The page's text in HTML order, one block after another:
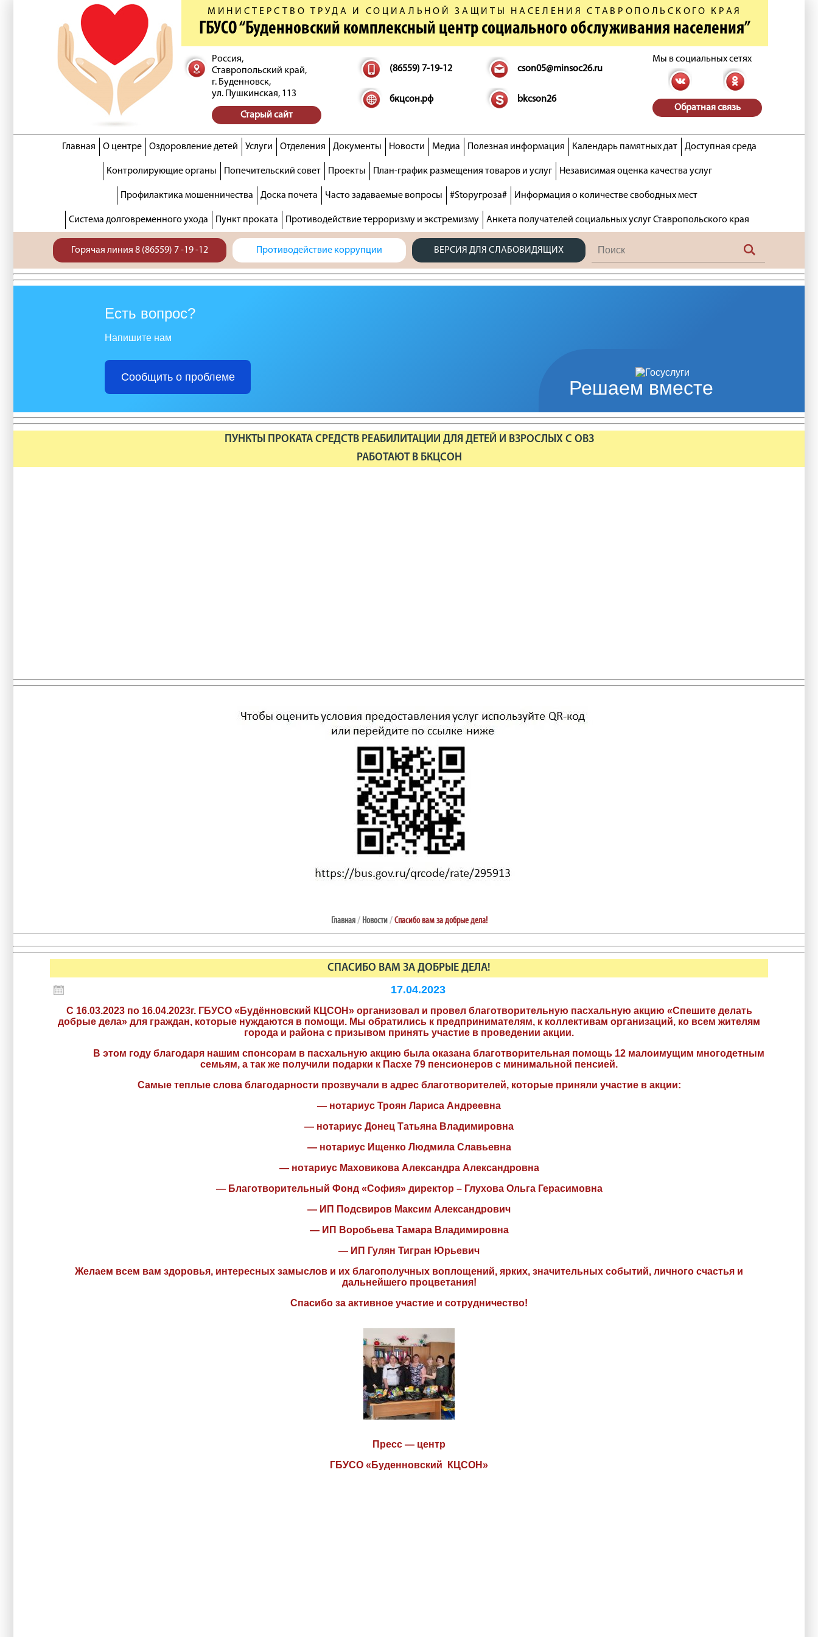
МИНИСТЕРСТВО ТРУДА И СОЦИАЛЬНОЙ ЗАЩИТЫ НАСЕЛЕНИЯ СТАВРОПОЛЬСКОГО КРАЯ
ГБУСО “Буденновский комплексный центр социального обслуживания населения”
Россия,
Ставропольский край,
г. Буденновск,
ул. Пушкинская, 113
Старый сайт
(86559) 7-19-12 cson05@minsoc26.ru
бкцсон.рф bkcson26
Мы в социальных сетях
Обратная связь
Главная О центре Оздоровление детей Услуги Отделения Документы Новости Медиа Полезная информация Календарь памятных дат Доступная среда
Контролирующие органы Попечительский совет Проекты План-график размещения товаров и услуг Независимая оценка качества услуг
Профилактика мошенничества Доска почета Часто задаваемые вопросы #Stopугроза# Информация о количестве свободных мест
Система долговременного ухода Пункт проката Противодействие терроризму и экстремизму Анкета получателей социальных услуг Ставропольского края
Горячая линия 8 (86559) 7 -19 -12 Противодействие коррупции ВЕРСИЯ ДЛЯ СЛАБОВИДЯЩИХ
Решаем вместе
Есть вопрос?
Напишите нам
Сообщить о проблеме
ПУНКТЫ ПРОКАТА СРЕДСТВ РЕАБИЛИТАЦИИ ДЛЯ ДЕТЕЙ И ВЗРОСЛЫХ С ОВЗ
РАБОТАЮТ В БКЦСОН
Главная / Новости / Спасибо вам за добрые дела!
СПАСИБО ВАМ ЗА ДОБРЫЕ ДЕЛА!
17.04.2023
С 16.03.2023 по 16.04.2023г. ГБУСО «Будённовский КЦСОН» организовал и провел благотворительную пасхальную акцию «Спешите делать
добрые дела» для граждан, которые нуждаются в помощи. Мы обратились к предпринимателям, к коллективам организаций, ко всем жителям
города и района с призывом принять участие в проведении акции.
В этом году благодаря нашим спонсорам в пасхальную акцию была оказана благотворительная помощь 12 малоимущим многодетным
семьям, а так же получили подарки к Пасхе 79 пенсионеров с минимальной пенсией.
Самые теплые слова благодарности прозвучали в адрес благотворителей, которые приняли участие в акции:
— нотариус Троян Лариса Андреевна
— нотариус Донец Татьяна Владимировна
— нотариус Ищенко Людмила Славьевна
— нотариус Маховикова Александра Александровна
— Благотворительный Фонд «София» директор – Глухова Ольга Герасимовна
— ИП Подсвиров Максим Александрович
— ИП Воробьева Тамара Владимировна
— ИП Гулян Тигран Юрьевич
Желаем всем вам здоровья, интересных замыслов и их благополучных воплощений, ярких, значительных событий, личного счастья и
дальнейшего процветания!
Спасибо за активное участие и сотрудничество!
Пресс — центр
ГБУСО «Буденновский КЦСОН»